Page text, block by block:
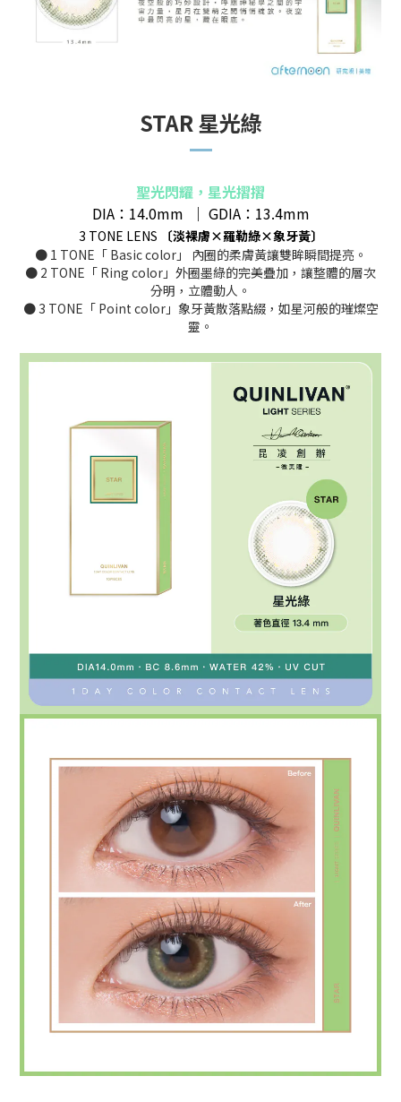
STAR 星光綠
聖光閃耀，星光摺摺
DIA：14.0mm
｜ GDIA：13.4mm
3 TONE LENS 〔淡裸膚×羅勒綠×象牙黃〕
● 1 TONE「 Basic color」 內圈的柔膚黃讓雙眸瞬間提亮。
● 2 TONE「 Ring color」外圈墨綠的完美疊加，讓整體的層次
分明，立體動人。
● 3 TONE「 Point color」象牙黃散落點綴，如星河般的璀燦空
靈。